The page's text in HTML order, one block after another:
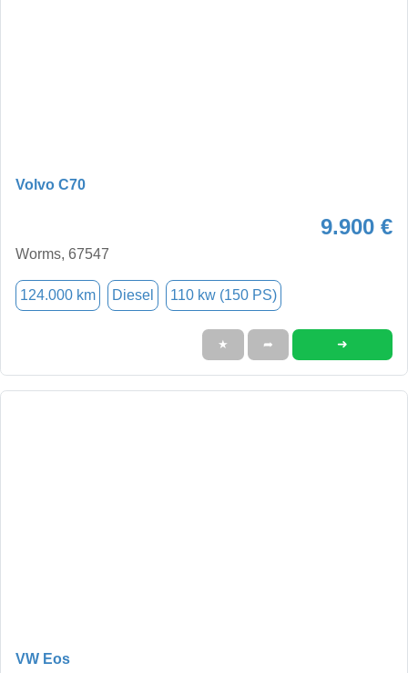
Volvo C70
9.900 €
Worms, 67547
124.000 km Diesel 110 kw (150 PS)
★ ➦ ➜
VW Eos